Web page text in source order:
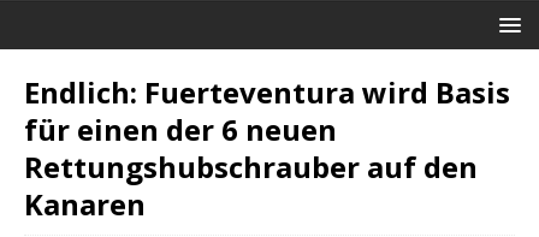
Endlich: Fuerteventura wird Basis
für einen der 6 neuen
Rettungshubschrauber auf den
Kanaren